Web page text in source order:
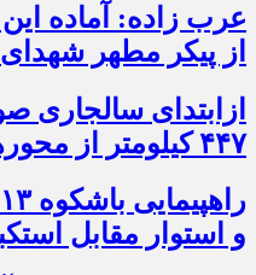
عرب زاده: آماده
از پیکر مطهر
ازابتدای
۴۴۷ کیلومتر از محورهای خراسان جنوبی
و استوار مقابل